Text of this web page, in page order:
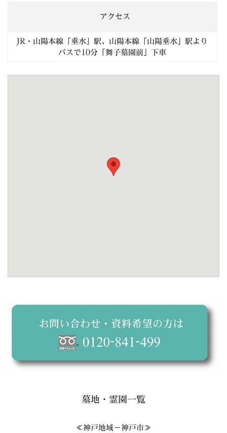
アクセス
JR・山陽本線「垂水」駅、山陽本線「山陽垂水」駅より
バスで10分「舞子墓園前」下車
墓地・霊園一覧
≪神戸地域－神戸市≫